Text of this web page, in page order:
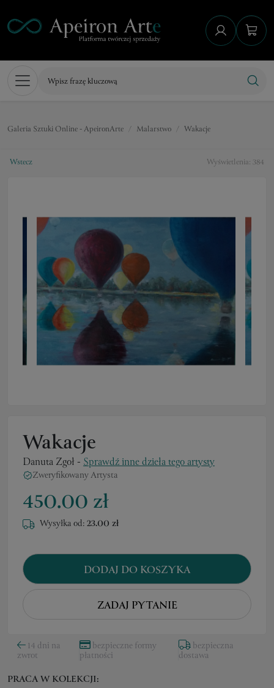
Galeria Sztuki Online - ApeironArte Malarstwo Wakacje
Wyświetlenia: 384
Wstecz
Wakacje
Danuta Zgoł - Sprawdź inne dzieła tego artysty
Zweryfikowany Artysta
450.00 zł
Wysyłka od:23.00 zł
DODAJ DO KOSZYKA
ZADAJ PYTANIE
14 dni na
zwrot
bezpieczne formy
płatności
bezpieczna
dostawa
PRACA W KOLEKCJI: